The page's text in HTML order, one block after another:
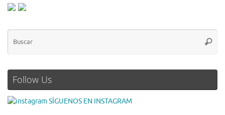
Follow Us
SÍGUENOS EN INSTAGRAM